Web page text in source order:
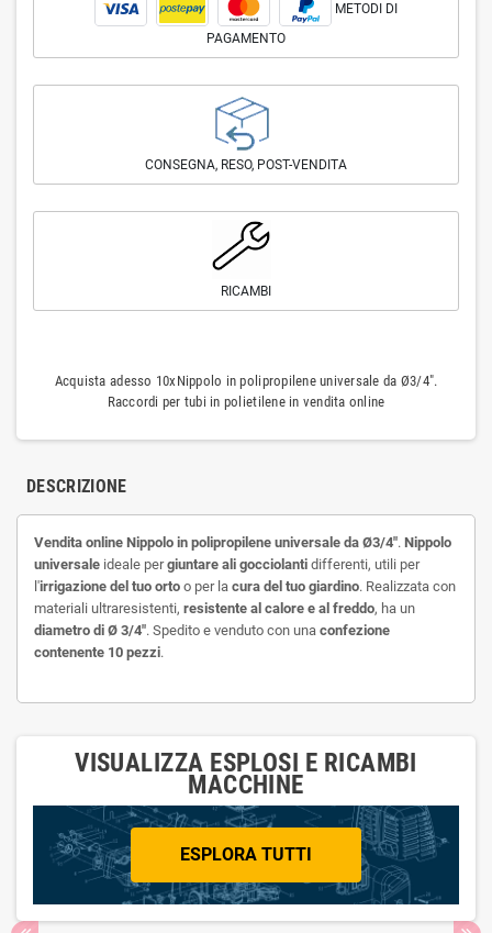
METODI DI
PAGAMENTO
CONSEGNA, RESO, POST-VENDITA
RICAMBI
Acquista adesso 10xNippolo in polipropilene universale da Ø3/4".
Raccordi per tubi in polietilene in vendita online
DESCRIZIONE
Vendita online Nippolo in polipropilene universale da Ø3/4". Nippolo
universale ideale pergiuntare ali gocciolanti differenti, utili per
l'irrigazione del tuo orto o per la cura del tuo giardino. Realizzata con
materiali ultraresistenti, resistente al calore e al freddo, ha un
diametro di Ø 3/4". Spedito e venduto con una confezione
contenente 10 pezzi.
VISUALIZZA ESPLOSI E RICAMBI
MACCHINE
ESPLORA TUTTI